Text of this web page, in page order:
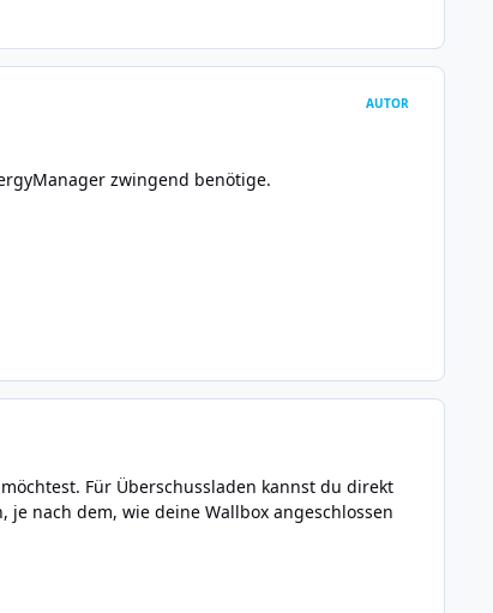
AUTOR
zwingend benötige.
Für Überschussladen kannst du direkt
nach dem, wie deine Wallbox angeschlossen